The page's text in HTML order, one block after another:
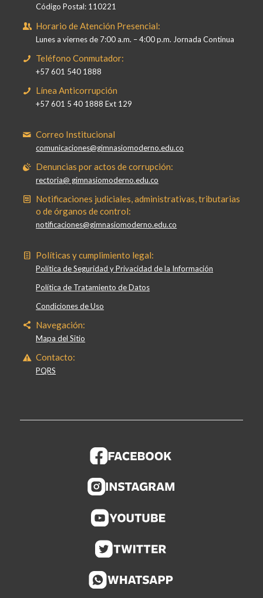
Código Postal: 110221
Horario de Atención Presencial:
Lunes a viernes de 7:00 a.m. – 4:00 p.m. Jornada Continua
Teléfono Conmutador:
+57 601 540 1888
Línea Anticorrupción
+57 601 5 40 1888 Ext 129
Correo Institucional
comunicaciones@gimnasiomoderno.edu.co
Denuncias por actos de corrupción:
rectoria@ gimnasiomoderno.edu.co
Notificaciones judiciales, administrativas, tributarias
o de órganos de control:
notificaciones@gimnasiomoderno.edu.co
Políticas y cumplimiento legal:
Política de Seguridad y Privacidad de la Información
Política de Tratamiento de Datos
Condiciones de Uso
Navegación:
Mapa del Sitio
Contacto:
PQRS